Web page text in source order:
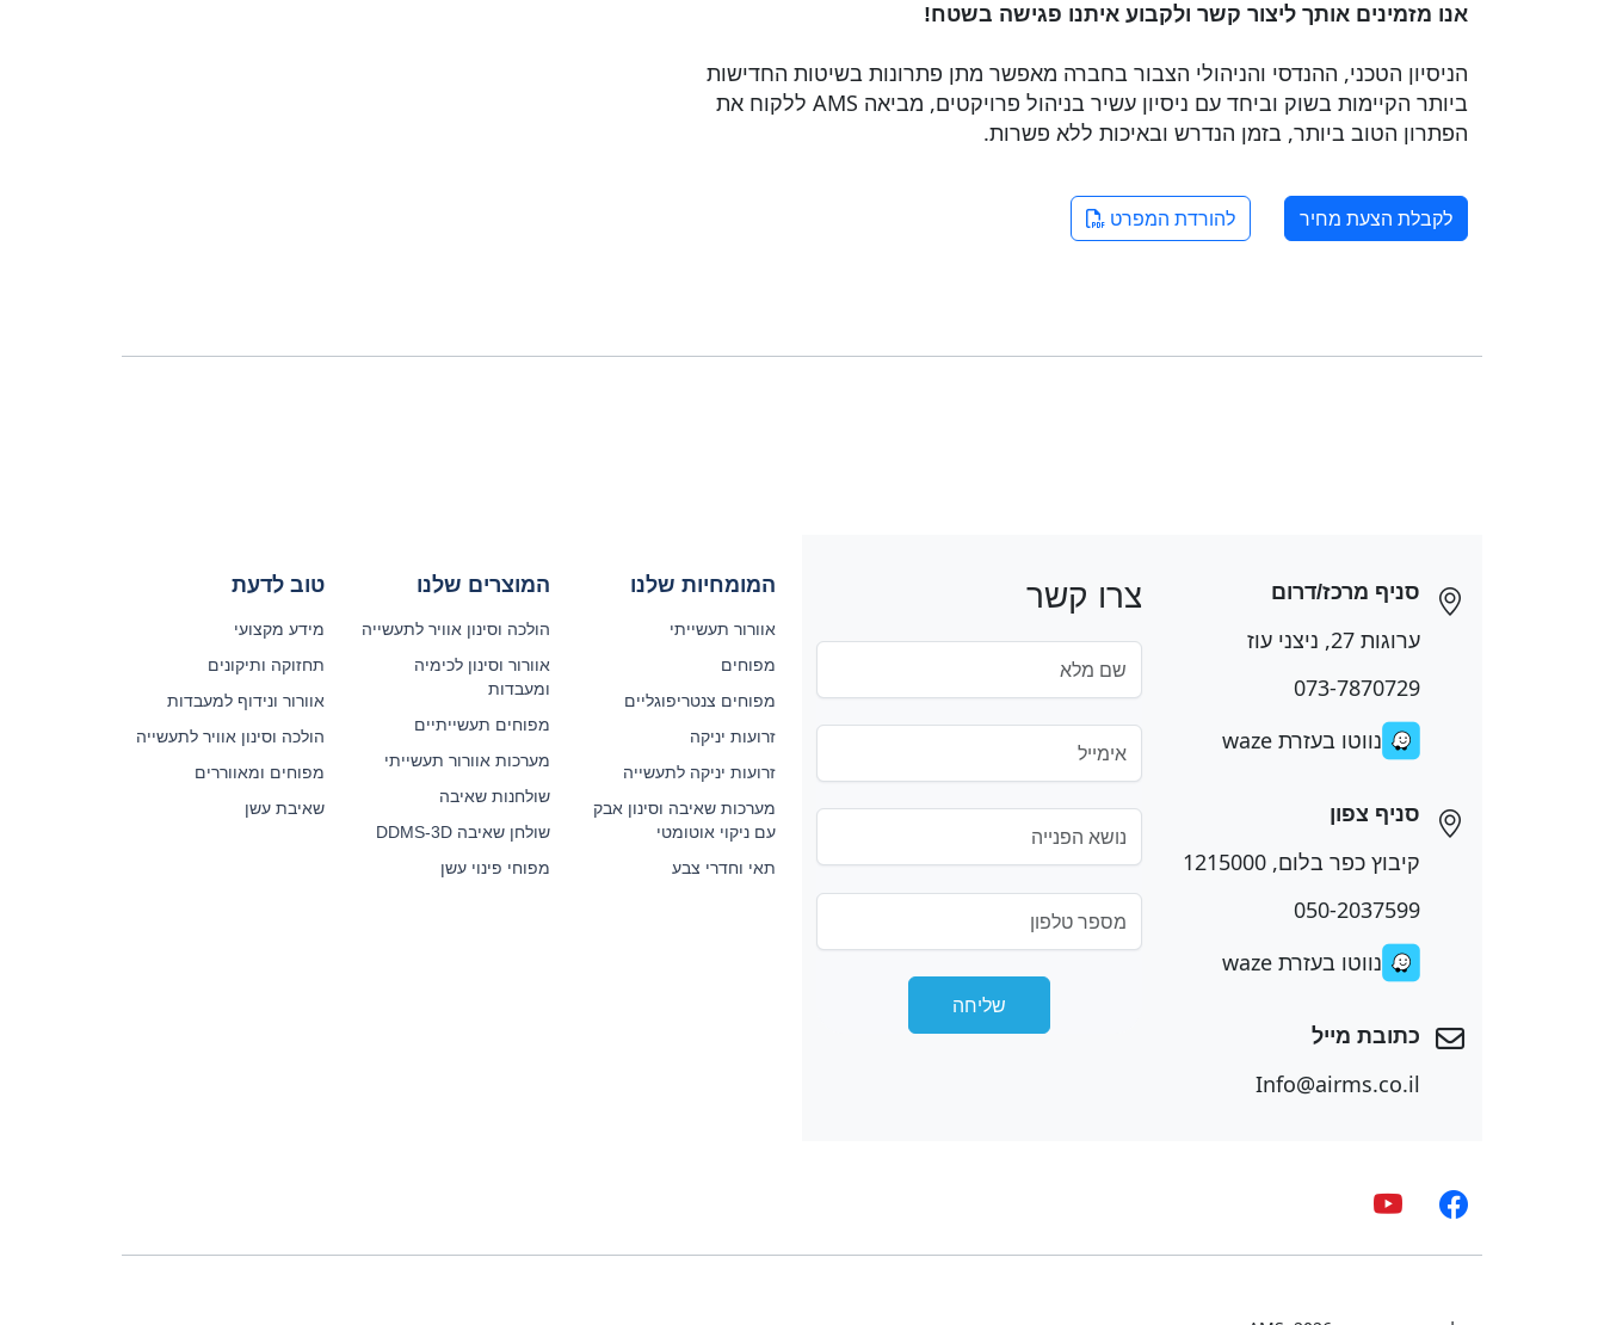
אנו מזמינים אותך ליצור קשר ולקבוע איתנו פגישה בשטח!
הניסיון הטכני, ההנדסי והניהולי הצבור בחברה מאפשר מתן פתרונות בשיטות החדישות
ביותר הקיימות בשוק וביחד עם ניסיון עשיר בניהול פרויקטים, מביאה AMS ללקוח את
הפתרון הטוב ביותר, בזמן הנדרש ובאיכות ללא פשרות.
לקבלת הצעת מחיר להורדת המפרט
סניף מרכז/דרום
ערוגות 27, ניצני עוז
073-7870729
נווטו בעזרת waze
סניף צפון
קיבוץ כפר בלום, 1215000
050-2037599
נווטו בעזרת waze
כתובת מייל
Info@airms.co.il
צרו קשר המומחיות שלנו
אוורור תעשייתי
מפוחים
מפוחים צנטריפוגליים
זרועות יניקה
זרועות יניקה לתעשייה
מערכות שאיבה וסינון אבק
עם ניקוי אוטומטי
תאי וחדרי צבע
המוצרים שלנו
הולכה וסינון אוויר לתעשייה
אוורור וסינון לכימיה
ומעבדות
מפוחים תעשייתיים
מערכות אוורור תעשייתי
שולחנות שאיבה
שולחן שאיבה DDMS-3D
מפוחי פינוי עשן
טוב לדעת
מידע מקצועי
תחזוקה ותיקונים
אוורור ונידוף למעבדות
הולכה וסינון אוויר לתעשייה
מפוחים ומאווררים
שאיבת עשן